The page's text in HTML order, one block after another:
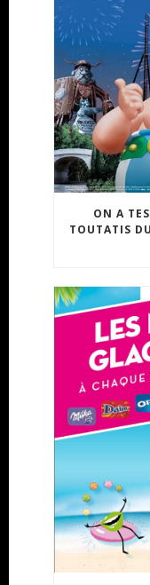
ON A
TOUTATIS